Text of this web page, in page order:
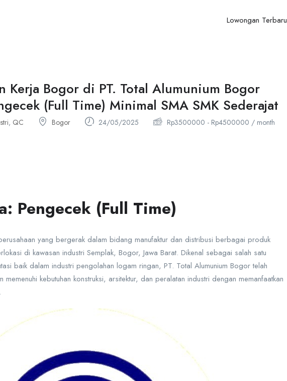
Lowongan Terbaru
Kerja Bogor di PT. Total Alumunium Bogor
(Full Time) Minimal SMA SMK Sederajat
, QC Bogor 24/05/2025 Rp3500000 - Rp4500000 / month
Pengecek (Full Time)
yang bergerak dalam bidang manufaktur dan distribusi berbagai produk
di kawasan industri Semplak, Bogor, Jawa Barat. Dikenal sebagai salah satu
baik dalam industri pengolahan logam ringan, PT. Total Alumunium Bogor telah
kebutuhan konstruksi, arsitektur, dan peralatan industri dengan memanfaatkan